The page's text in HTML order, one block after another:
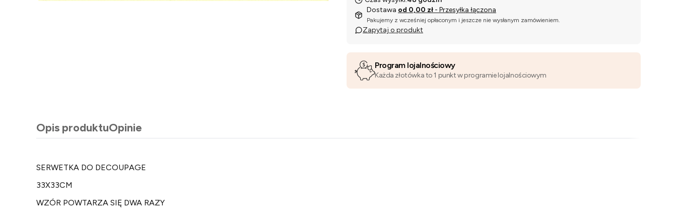
Dostawa od 0,00 zł - Przesyłka łączona
Pakujemy z wcześniej opłaconym i jeszcze nie wysłanym zamówieniem.
Zapytaj o produkt
Program lojalnościowy
Każda złotówka to 1 punkt w programie lojalnościowym
Opis produktuOpinie
SERWETKA DO DECOUPAGE
33X33CM
WZÓR POWTARZA SIĘ DWA RAZY